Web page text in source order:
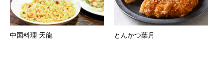
中国料理 天龍 とんかつ葉月